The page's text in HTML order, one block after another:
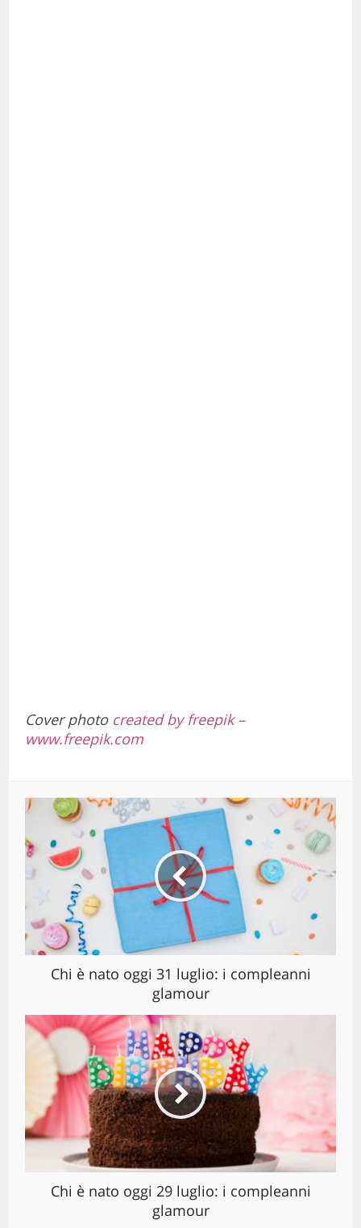
Cover photo created by freepik –
www.freepik.com
Chi è nato oggi 31 luglio: i compleanni
glamour
Chi è nato oggi 29 luglio: i compleanni
glamour